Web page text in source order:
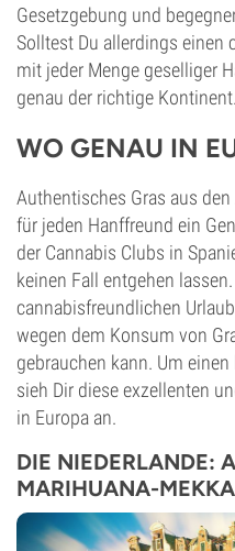
Gesetzgebung und
Solltest Du allerdings einen
mit jeder Menge geselliger
genau der richtige Kontinent.
WO GENAU IN
Authentisches Gras aus
für jeden Hanffreund ein
der Cannabis Clubs in
keinen Fall entgehen
cannabisfreundlichen
wegen dem Konsum von
gebrauchen kann. Um
sieh Dir diese exzellenten
in Europa an.
DIE NIEDERLANDE:
MARIHUANA-MEKKA